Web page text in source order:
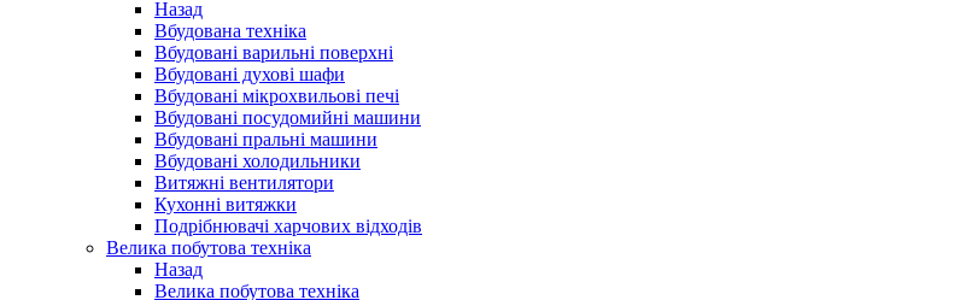
Назад
Вбудована техніка
Вбудовані варильні поверхні
Вбудовані духові шафи
Вбудовані мікрохвильові печі
Вбудовані посудомийні машини
Вбудовані пральні машини
Вбудовані холодильники
Витяжні вентилятори
Кухонні витяжки
Подрібнювачі харчових відходів
Велика побутова техніка
Назад
Велика побутова техніка